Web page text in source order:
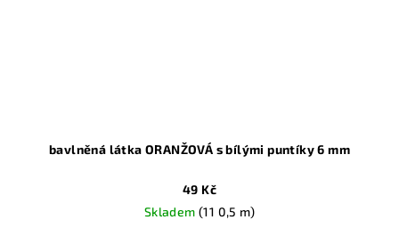
bavlněná látka ORANŽOVÁ s bílými puntíky 6 mm
49 Kč
Skladem(11 0,5 m)